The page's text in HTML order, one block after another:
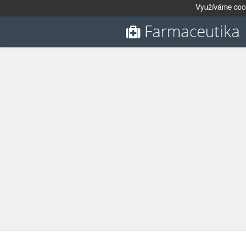
Využíváme
Farmaceutika